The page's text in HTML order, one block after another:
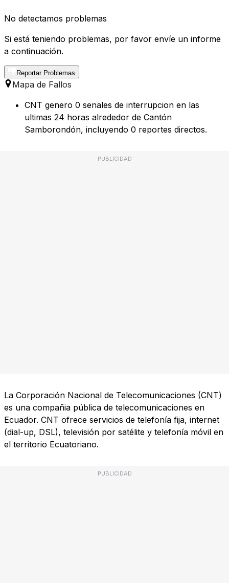
No detectamos problemas
Si está teniendo problemas, por favor envíe un informe
a continuación.
Reportar Problemas
Mapa de Fallos
CNT genero 0 senales de interrupcion en las
ultimas 24 horas alrededor de Cantón
Samborondón, incluyendo 0 reportes directos.
PUBLICIDAD
La Corporación Nacional de Telecomunicaciones (CNT)
es una compañia pública de telecomunicaciones en
Ecuador. CNT ofrece servicios de telefonía fija, internet
(dial-up, DSL), televisión por satélite y telefonía móvil en
el territorio Ecuatoriano.
PUBLICIDAD